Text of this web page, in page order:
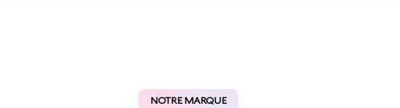
NOTRE MARQUE